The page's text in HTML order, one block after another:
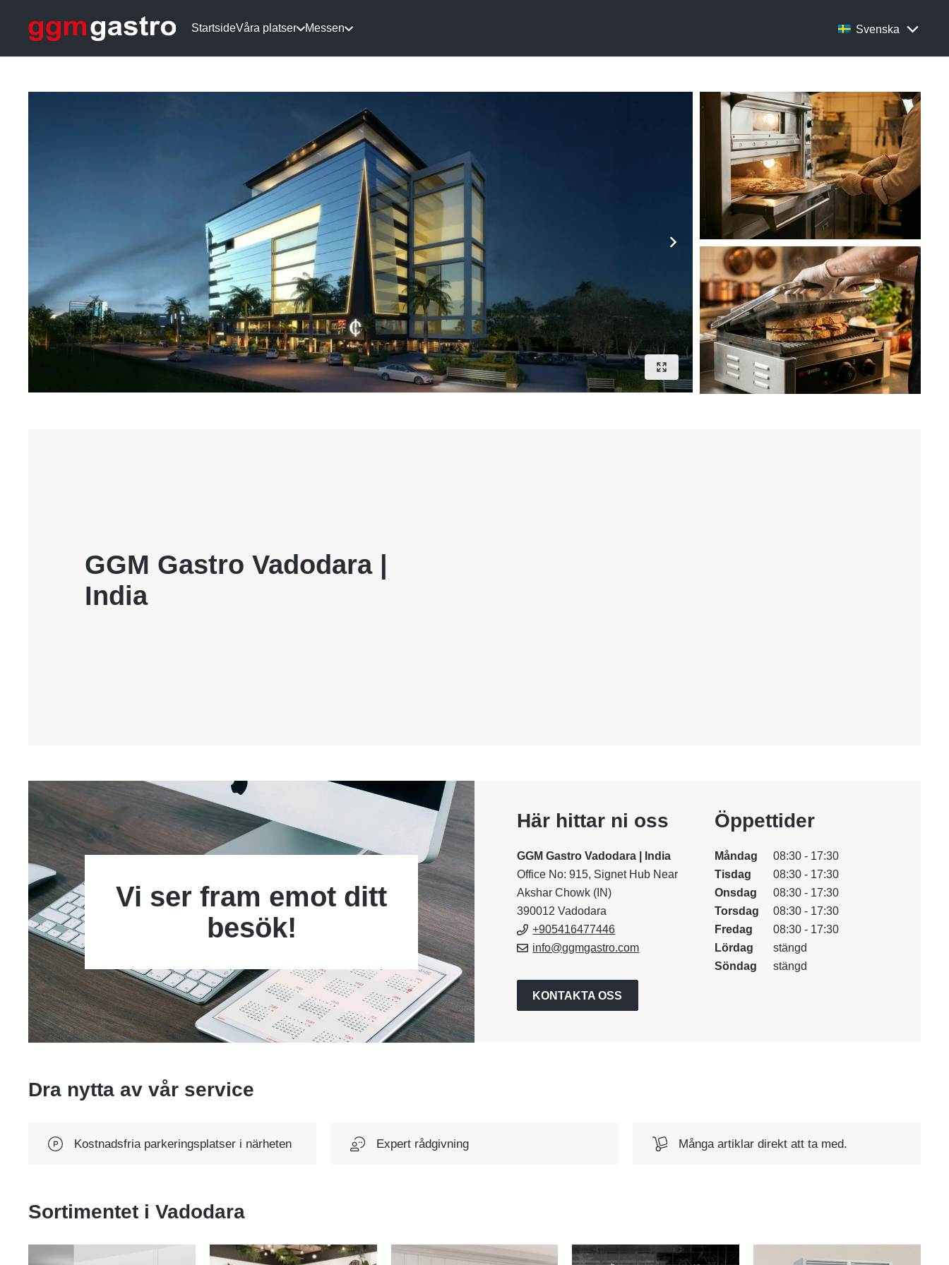
StartsideVåra platser Messen Svenska
GGM Gastro Vadodara |
India
Vi ser fram emot ditt
besök!
Här hittar ni oss
GGM Gastro Vadodara | India
Office No: 915, Signet Hub Near
Akshar Chowk (IN)
390012 Vadodara
+905416477446
info@ggmgastro.com
KONTAKTA OSS
Öppettider
Måndag
08:30 - 17:30
Tisdag
08:30 - 17:30
Onsdag
08:30 - 17:30
Torsdag
08:30 - 17:30
Fredag
08:30 - 17:30
Lördag
stängd
Söndag
stängd
Dra nytta av vår service
Kostnadsfria parkeringsplatser i närheten Expert rådgivning Många artiklar direkt att ta med.
Sortimentet i Vadodara